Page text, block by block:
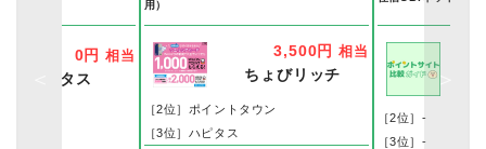
0円 相当
ハピタス
用）
3,500円 相当
ちょびリッチ
［2位］ポイントタウン
［3位］ハピタス
［2位］-
［3位］-